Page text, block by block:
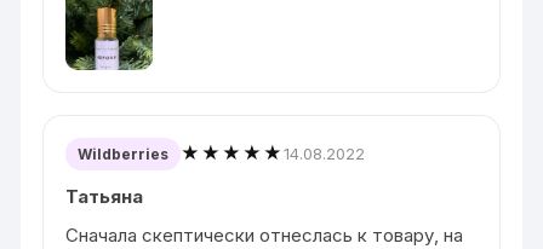
Wildberries ★★★★★14.08.2022
Татьяна
Сначала скептически отнеслась к товару, на